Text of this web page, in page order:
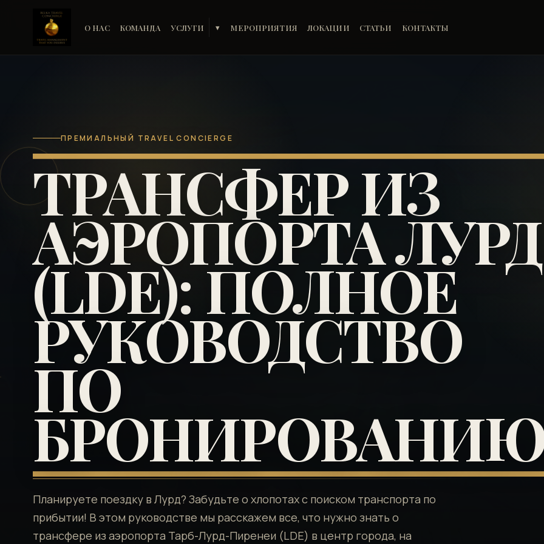
О НАС КОМАНДА УСЛУГИ ▾ МЕРОПРИЯТИЯ ЛОКАЦИИ СТАТЬИ КОНТАКТЫ
ПРЕМИАЛЬНЫЙ TRAVEL CONCIERGE
ТРАНСФЕР ИЗ
АЭРОПОРТА ЛУРД
(LDE): ПОЛНОЕ
РУКОВОДСТВО
ПО
Планируете поездку в Лурд? Забудьте о хлопотах с поиском транспорта по
прибытии! В этом руководстве мы расскажем все, что нужно знать о
трансфере из аэропорта Тарб-Лурд-Пиренеи (LDE) в центр города, на